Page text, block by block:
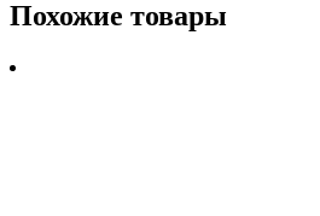
Похожие товары